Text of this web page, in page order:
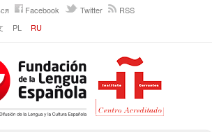
Facebook Twitter
RSS
PL RU